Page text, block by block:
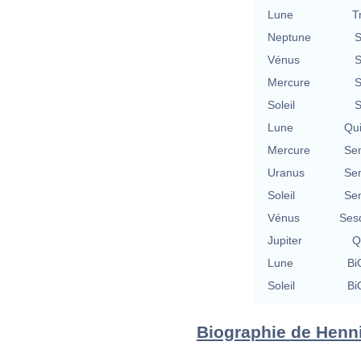
Lune
Neptune
Vénus
Mercure
Soleil
Lune
Mercure
Uranus
Soleil
Vénus
Jupiter
Lune
Soleil
Biographie de